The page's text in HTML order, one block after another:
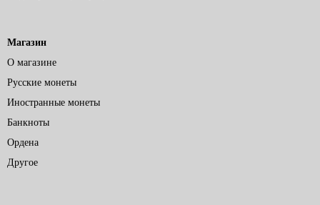
Магазин
О магазине
Русские монеты
Иностранные монеты
Банкноты
Ордена
Другое